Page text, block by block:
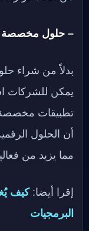
– حلول مخصصة
بدلاً من شراء
تطبيقات مخصصة
أن الحلول
مما يزيد من
إقرا أيضا:كيف
البرمجيات